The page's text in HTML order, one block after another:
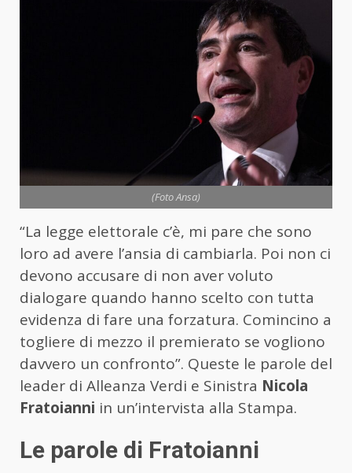
(Foto Ansa)
“La legge elettorale c’è, mi pare che sono
loro ad avere l’ansia di cambiarla. Poi non ci
devono accusare di non aver voluto
dialogare quando hanno scelto con tutta
evidenza di fare una forzatura. Comincino a
togliere di mezzo il premierato se vogliono
davvero un confronto”. Queste le parole del
leader di Alleanza Verdi e Sinistra Nicola
Fratoianni in un’intervista alla Stampa.
Le parole di Fratoianni